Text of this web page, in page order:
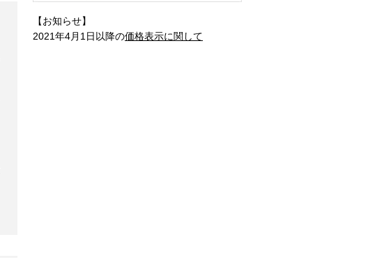
【お知らせ】
2021年4月1日以降の価格表示に関して